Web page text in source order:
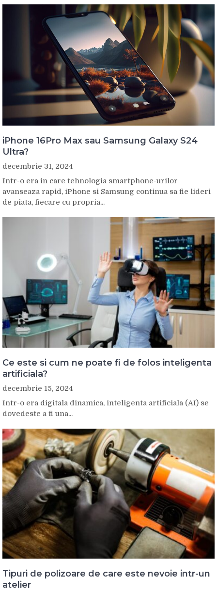
iPhone 16Pro Max sau Samsung Galaxy S24
Ultra?
decembrie 31, 2024
Intr-o era in care tehnologia smartphone-urilor
avanseaza rapid, iPhone si Samsung continua sa fie lideri
de piata, fiecare cu propria...
Ce este si cum ne poate fi de folos inteligenta
artificiala?
decembrie 15, 2024
Intr-o era digitala dinamica, inteligenta artificiala (AI) se
dovedeste a fi una...
Tipuri de polizoare de care este nevoie intr-un
atelier